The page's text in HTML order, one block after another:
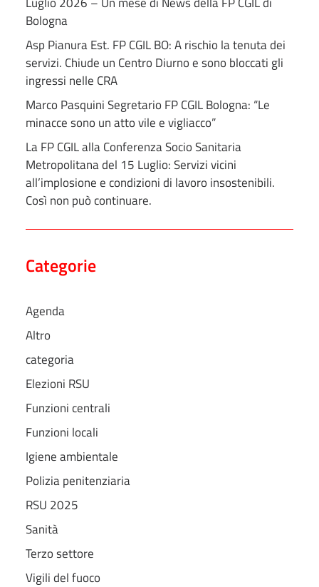
Bologna
Asp Pianura Est. FP CGIL BO: A rischio la tenuta dei
servizi. Chiude un Centro Diurno e sono bloccati gli
ingressi nelle CRA
Marco Pasquini Segretario FP CGIL Bologna: “Le
minacce sono un atto vile e vigliacco”
La FP CGIL alla Conferenza Socio Sanitaria
Metropolitana del 15 Luglio: Servizi vicini
all’implosione e condizioni di lavoro insostenibili.
Così non può continuare.
Categorie
Agenda
Altro
categoria
Elezioni RSU
Funzioni centrali
Funzioni locali
Igiene ambientale
Polizia penitenziaria
RSU 2025
Sanità
Terzo settore
Vigili del fuoco